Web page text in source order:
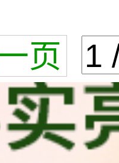
页